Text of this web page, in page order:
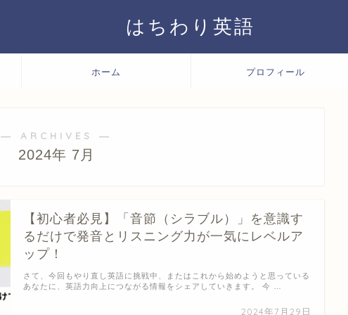
はちわり英語
ホーム プロフィール
― ARCHIVES ―
2024年 7月
【初心者必見】「音節（シラブル）」を意識す
るだけで発音とリスニング力が一気にレベルア
ップ！
2024年7月29日
さて、今回もやり直し英語に挑戦中、またはこれから始めようと思っている
あなたに、英語力向上につながる情報をシェアしていきます。 今 …